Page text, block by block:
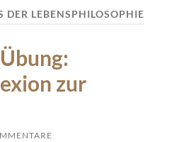
DER LEBENSPHILOSOPHIE
zur